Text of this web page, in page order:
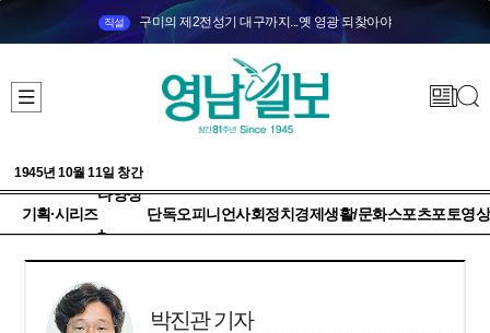
직설 구미의 제2전성기 대구까지...옛 영광 되찾아야
1945년 10월 11일 창간
기획·시리즈
다양성
+
단독오피니언사회정치 경제생활/문화스포츠포토영상
박진관 기자